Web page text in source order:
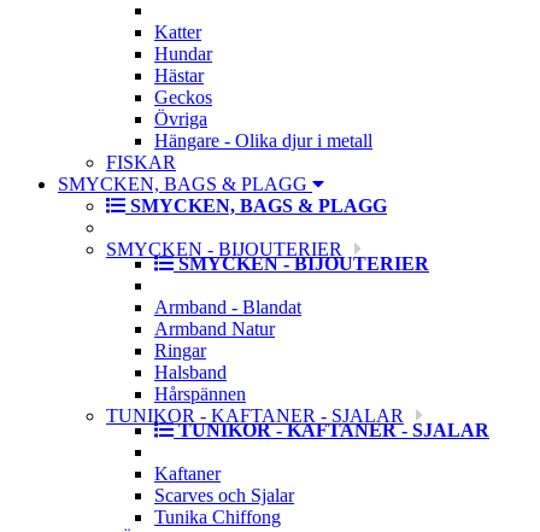
Katter
Hundar
Hästar
Geckos
Övriga
Hängare - Olika djur i metall
FISKAR
SMYCKEN, BAGS & PLAGG
SMYCKEN, BAGS & PLAGG
SMYCKEN - BIJOUTERIER
SMYCKEN - BIJOUTERIER
Armband - Blandat
Armband Natur
Ringar
Halsband
Hårspännen
TUNIKOR - KAFTANER - SJALAR
TUNIKOR - KAFTANER - SJALAR
Kaftaner
Scarves och Sjalar
Tunika Chiffong